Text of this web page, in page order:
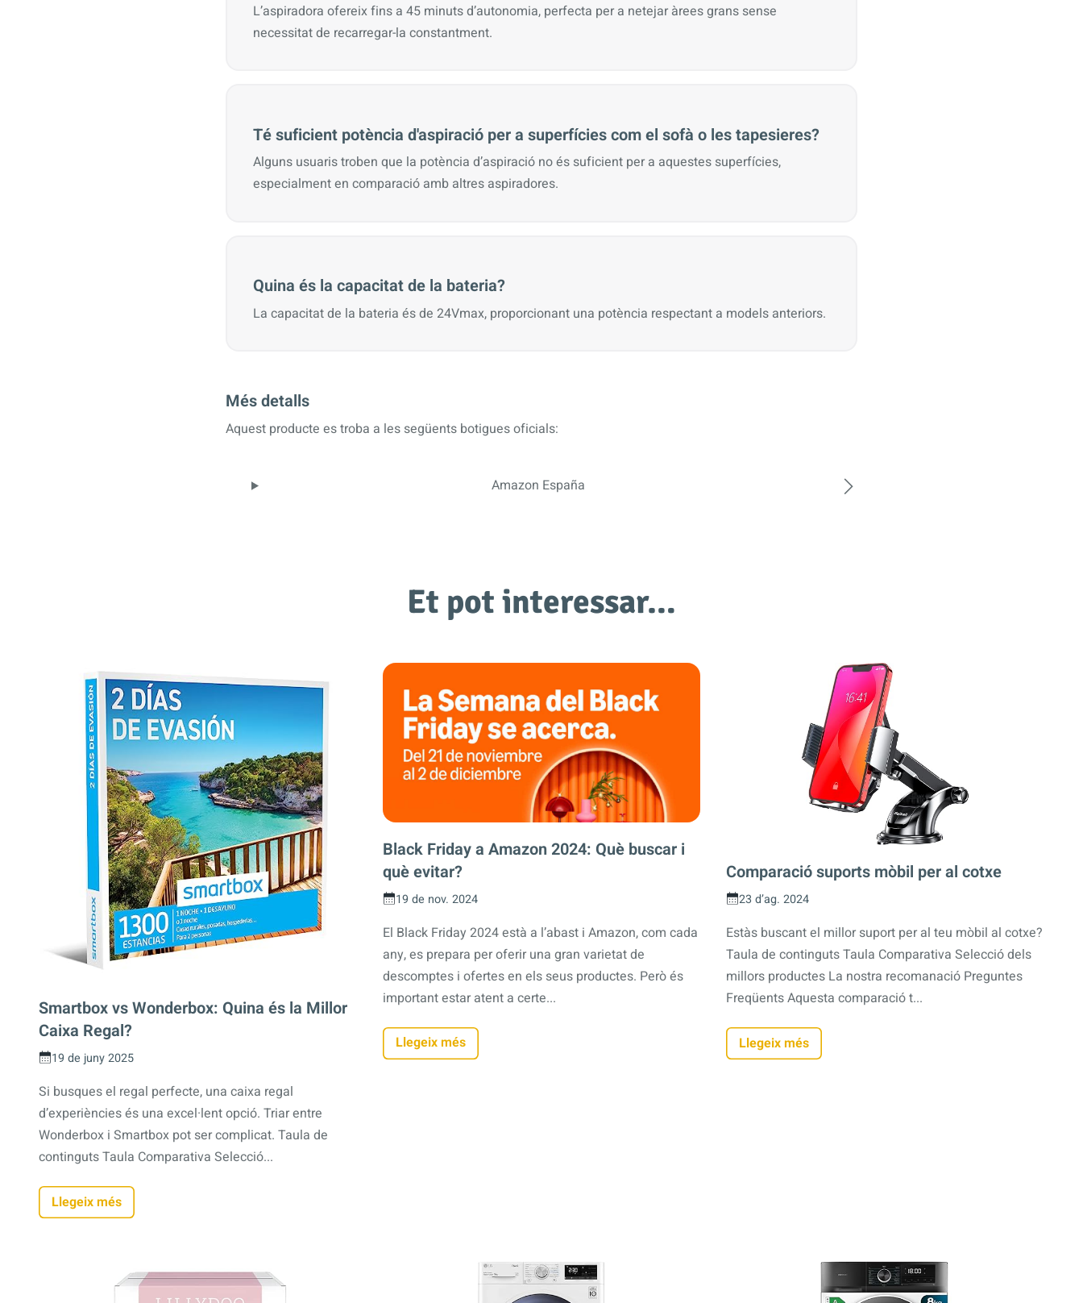
L’aspiradora ofereix fins a 45 minuts d’autonomia, perfecta per a netejar àrees grans sense
necessitat de recarregar-la constantment.
Té suficient potència d'aspiració per a superfícies com el sofà o les tapesieres?
Alguns usuaris troben que la potència d’aspiració no és suficient per a aquestes superfícies,
especialment en comparació amb altres aspiradores.
Quina és la capacitat de la bateria?
La capacitat de la bateria és de 24Vmax, proporcionant una potència respectant a models anteriors.
Més detalls
Aquest producte es troba a les següents botigues oficials:
Amazon España
Et pot interessar…
Smartbox vs Wonderbox: Quina és la Millor
Caixa Regal?
19 de juny 2025
Si busques el regal perfecte, una caixa regal
d’experiències és una excel·lent opció. Triar entre
Wonderbox i Smartbox pot ser complicat. Taula de
continguts Taula Comparativa Selecció...
Llegeix més
Black Friday a Amazon 2024: Què buscar i
què evitar?
19 de nov. 2024
El Black Friday 2024 està a l’abast i Amazon, com cada
any, es prepara per oferir una gran varietat de
descomptes i ofertes en els seus productes. Però és
important estar atent a certe...
Llegeix més
Comparació suports mòbil per al cotxe
23 d’ag. 2024
Estàs buscant el millor suport per al teu mòbil al cotxe?
Taula de continguts Taula Comparativa Selecció dels
millors productes La nostra recomanació Preguntes
Freqüents Aquesta comparació t...
Llegeix més